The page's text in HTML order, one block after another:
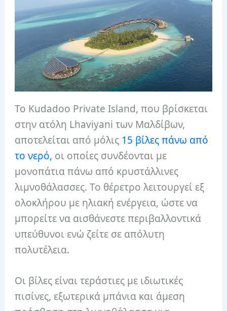
Το Kudadoo Private Island, που βρίσκεται
στην ατόλη Lhaviyani των Μαλδίβων,
αποτελείται από μόλις 15 βίλες πάνω από
το νερό, οι οποίες συνδέονται με
μονοπάτια πάνω από κρυστάλλινες
λιμνοθάλασσες. Το θέρετρο λειτουργεί εξ
ολοκλήρου με ηλιακή ενέργεια, ώστε να
μπορείτε να αισθάνεστε περιβαλλοντικά
υπεύθυνοι ενώ ζείτε σε απόλυτη
πολυτέλεια.
Οι βίλες είναι τεράστιες με ιδιωτικές
πισίνες, εξωτερικά μπάνια και άμεση